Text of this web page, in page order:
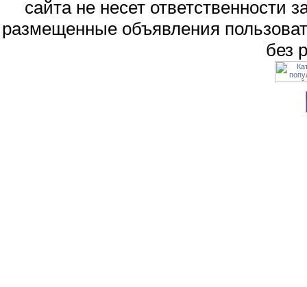
сайта не несет
размещенные объявления
без